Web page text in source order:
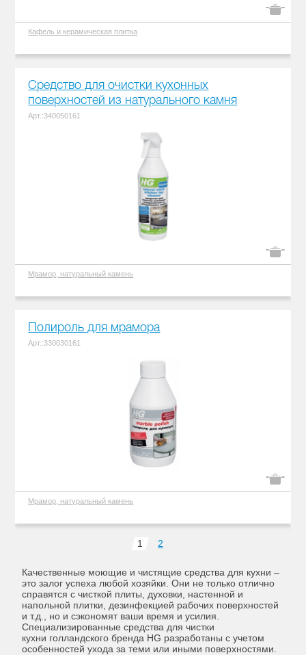
Кафель и керамическая плитка
Средство для очистки кухонных
поверхностей из натурального камня
Арт.:340050161
Мрамор, натуральный камень
Полироль для мрамора
Арт.:330030161
Мрамор, натуральный камень
1 2
Качественные моющие и чистящие средства для кухни –
это залог успеха любой хозяйки. Они не только отлично
справятся с чисткой плиты, духовки, настенной и
напольной плитки, дезинфекцией рабочих поверхностей
и т.д., но и сэкономят ваши время и усилия.
Специализированные средства для чистки
кухни голландского бренда HG разработаны с учетом
особенностей ухода за теми или иными поверхностями.